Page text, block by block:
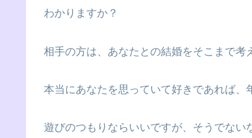
わかりますか？
相手の方は、あなたとの結婚をそこまで考
本当にあなたを思っていて好きであれば
遊びのつもりならいいですが、そうでない